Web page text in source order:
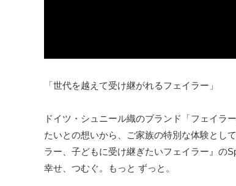
「世代を越えて受け継がれるフェイラー」
ドイツ・シュニール織のブランド「フェイラ
たいとの想いから、ご家族の特別な体験とし
ラー、子どもに受け継ぎたいフェイラー』の
幸せ、つむぐ。もっと ずっと。